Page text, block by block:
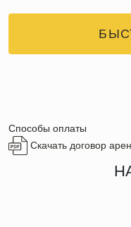
Способы оплаты
Скачать договор